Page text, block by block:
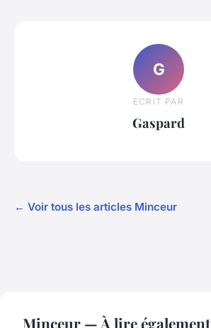
G
ECRIT PAR
Gaspard
← Voir tous les articles Minceur
Minceur — À lire également